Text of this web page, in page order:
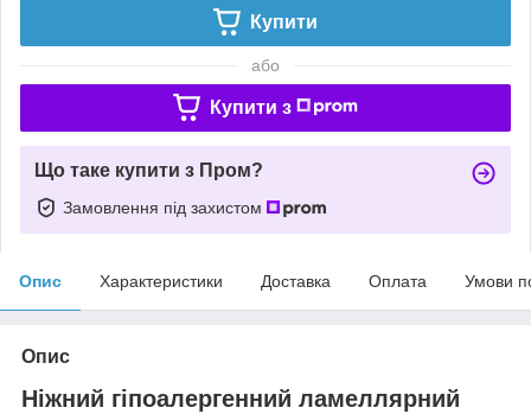
Купити
або
Купити з
Що таке купити з Пром?
Замовлення під захистом
Опис Характеристики Доставка Оплата Умови
Опис
Ніжний гіпоалергенний ламеллярний